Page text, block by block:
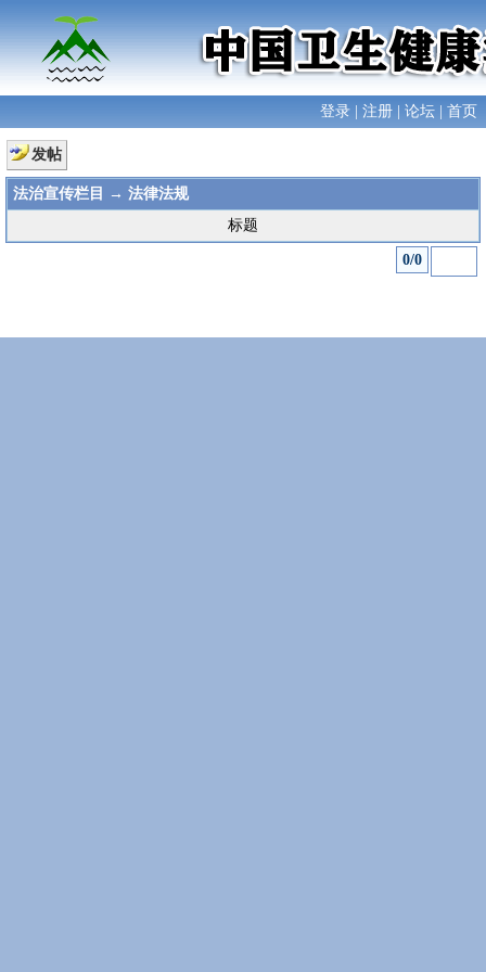
登录 注册 论坛 首页
发帖
法治宣传栏目
→ 法律法规
标题
0/0